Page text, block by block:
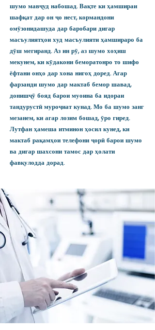
шумо мавҷуд набошад. Вақте ки ҳамшираи
шафқат дар он ҷо нест, кормандони
омӯзонидашуда дар баробари дигар
масъулиятҳои худ масъулияти ҳамшираро ба
дӯш мегиранд. Аз ин рӯ, аз шумо хоҳиш
мекунем, ки кӯдакони беморатонро то шифо
ёфтани онҳо дар хона нигоҳ доред. Агар
фарзанди шумо дар мактаб бемор шавад,
донишҷӯ бояд барои муоина ба идораи
тандурустӣ муроҷиат кунад. Мо ба шумо занг
мезанем, ки агар лозим бошад, ӯро гиред.
Лутфан ҳамеша итминон ҳосил кунед, ки
мактаб рақамҳои телефони ҷорӣ барои шумо
ва дигар шахсони тамос дар ҳолати
фавқулодда дорад.